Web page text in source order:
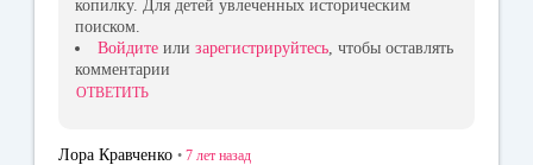
копилку. Для детей увлеченных историческим
поиском.
Войдите или зарегистрируйтесь , чтобы оставлять
комментарии
ОТВЕТИТЬ
Лора Кравченко • 7 лет назад